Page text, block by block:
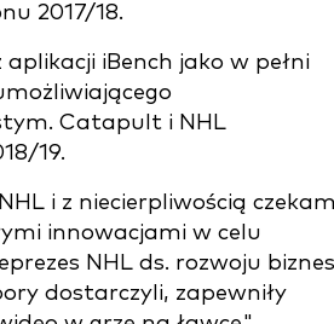
2017/18.
iBench jako w pełni
Catapult i NHL
19.
i z niecierpliwością
innowacjami w celu
NHL ds. rozwoju
dostarczyli, zapewniły